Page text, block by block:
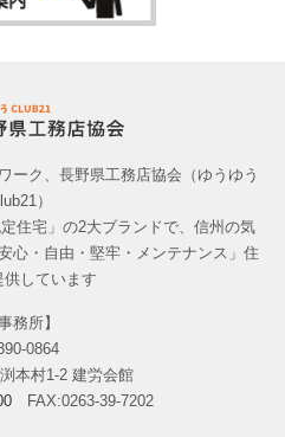
ーク、長野県工務店協会（ゆうゆう
）
住宅」の2大ブランドで、信州の気
心・自由・堅牢・メンテナンス」住
供しています
務所】
0864
本村1-2 建労会館
FAX:0263-39-7202